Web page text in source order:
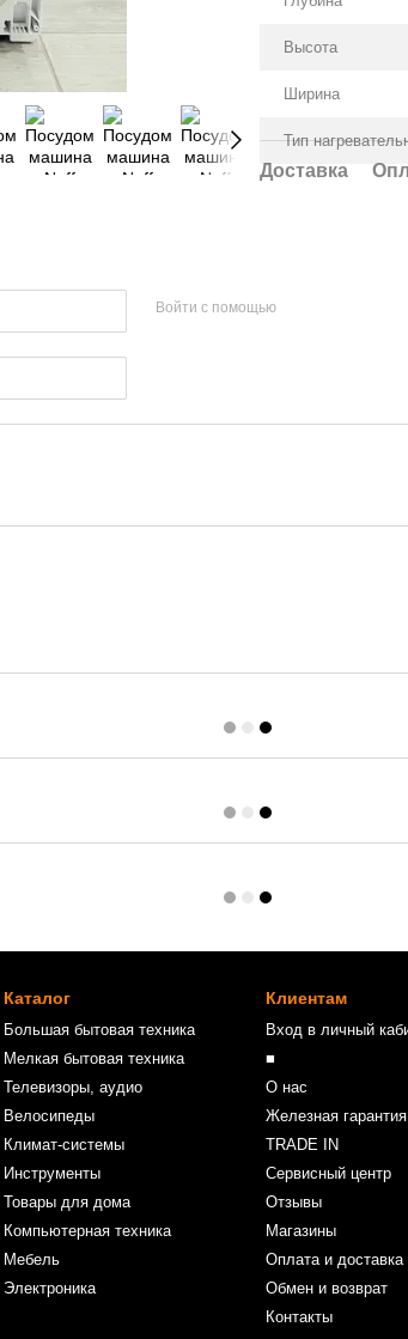
Высота
Ширина
Тип
Доставка
Войти с помощью
Каталог
Большая бытовая техника
Мелкая бытовая техника
Телевизоры, аудио
Велосипеды
Климат-системы
Инструменты
Товары для дома
Компьютерная техника
Мебель
Электроника
Клиентам
Вход в личный
■
О нас
Железная гарантия
TRADE IN
Сервисный центр
Отзывы
Магазины
Оплата и доставка
Обмен и возврат
Контакты